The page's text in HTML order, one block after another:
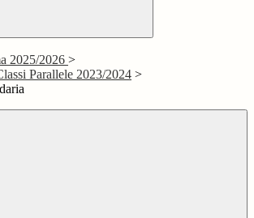
2025/2026 >
Parallele 2023/2024 >